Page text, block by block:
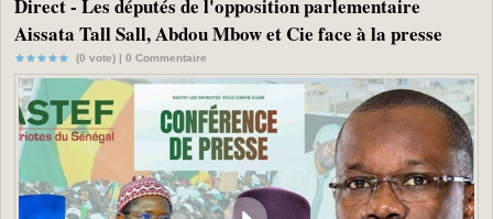
Direct - Les députés de l'opposition parlementaire
Aissata Tall Sall, Abdou Mbow et Cie face à la presse
(0 vote) | 0 Commentaire